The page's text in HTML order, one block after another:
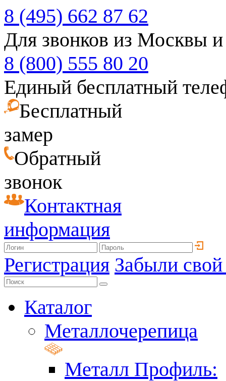
8 (495) 662 87 62
Для звонков из Москвы
8 (800) 555 80 20
Единый бесплатный
Бесплатный
замер
Обратный
звонок
Контактная
информация
Регистрация Забыли
Каталог
Металлочерепица
Металл Профиль: